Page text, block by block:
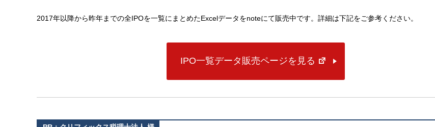
2017年以降から昨年までの全IPOを一覧にまとめたExcelデータをnoteにて販売中です。詳細は下記をご参考ください。
IPO一覧データ販売ページを見る